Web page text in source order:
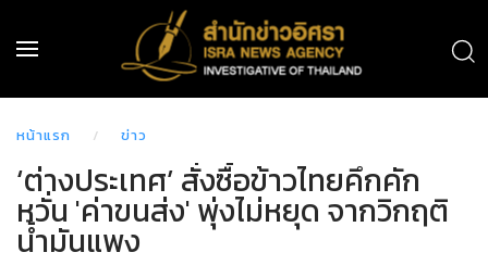
หน้าแรก ข่าว
‘ต่างประเทศ’ สั่งซื้อข้าวไทยคึกคัก
หวั่น 'ค่าขนส่ง' พุ่งไม่หยุด จากวิกฤติ
น้ำมันแพง